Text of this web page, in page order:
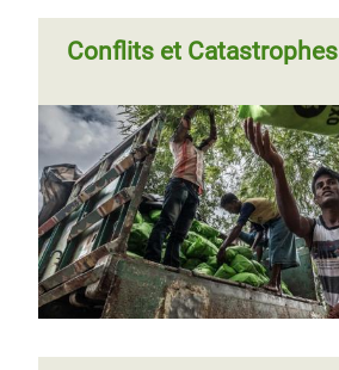
Conflits et Catastrophes